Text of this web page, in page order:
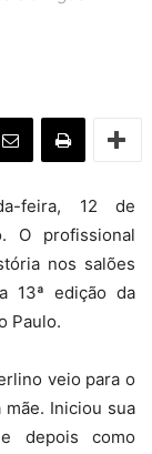
feira, 12 de
O profissional
nos salões
13ª edição da
Paulo.
veio para o
mãe. Iniciou sua
depois como